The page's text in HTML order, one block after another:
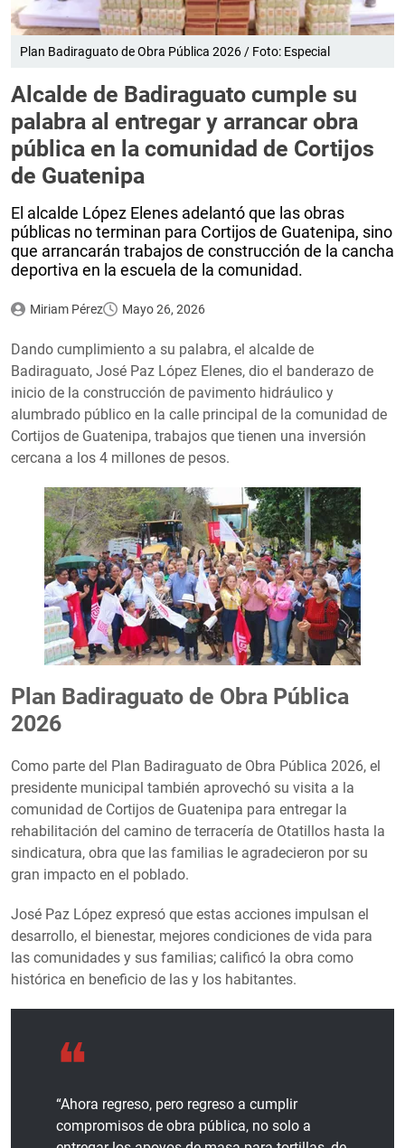
Plan Badiraguato de Obra Pública 2026 / Foto: Especial
Alcalde de Badiraguato cumple su
palabra al entregar y arrancar obra
pública en la comunidad de Cortijos
de Guatenipa
El alcalde López Elenes adelantó que las obras
públicas no terminan para Cortijos de Guatenipa, sino
que arrancarán trabajos de construcción de la cancha
deportiva en la escuela de la comunidad.
Miriam Pérez Mayo 26, 2026
Dando cumplimiento a su palabra, el alcalde de
Badiraguato, José Paz López Elenes, dio el banderazo de
inicio de la construcción de pavimento hidráulico y
alumbrado público en la calle principal de la comunidad de
Cortijos de Guatenipa, trabajos que tienen una inversión
cercana a los 4 millones de pesos.
Plan Badiraguato de Obra Pública
2026
Como parte del Plan Badiraguato de Obra Pública 2026, el
presidente municipal también aprovechó su visita a la
comunidad de Cortijos de Guatenipa para entregar la
rehabilitación del camino de terracería de Otatillos hasta la
sindicatura, obra que las familias le agradecieron por su
gran impacto en el poblado.
José Paz López expresó que estas acciones impulsan el
desarrollo, el bienestar, mejores condiciones de vida para
las comunidades y sus familias; calificó la obra como
histórica en beneficio de las y los habitantes.
“Ahora regreso, pero regreso a cumplir
compromisos de obra pública, no solo a